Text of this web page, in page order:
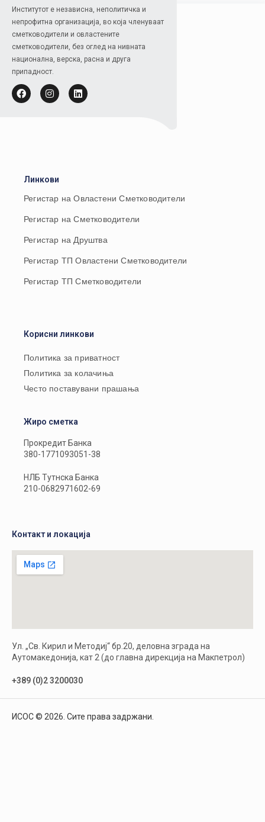
Институтот е независна, неполитичка и
непрофитна организација, во која членуваат
сметководители и овластените
сметководители, без оглед на нивната
национална, верска, расна и друга
припадност.
Линкови
Регистар на Овластени Сметководители
Регистар на Сметководители
Регистар на Друштва
Регистар ТП Овластени Сметководители
Регистар ТП Сметководители
Корисни линкови
Политика за приватност
Политика за колачиња
Често поставувани прашања
Жиро сметка
Прокредит Банка
380-1771093051-38
НЛБ Тутнска Банка
210-0682971602-69
Контакт и локација
Ул. „Св. Кирил и Методиј“ бр.20, деловна зграда на
Аутомакедонија, кат 2 (до главна дирекција на Макпетрол)
+389 (0)2 3200030
ИСОС © 2026. Сите права задржани.